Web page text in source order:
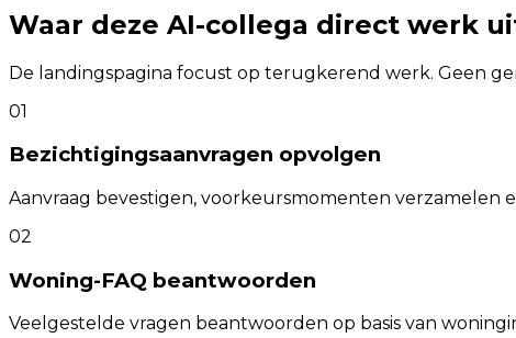
Waar deze AI-collega direct werk
De landingspagina focust op terugkerend werk. Geen
01
Bezichtigingsaanvragen opvolgen
Aanvraag bevestigen, voorkeursmomenten verzamelen
02
Woning-FAQ beantwoorden
Veelgestelde vragen beantwoorden op basis van